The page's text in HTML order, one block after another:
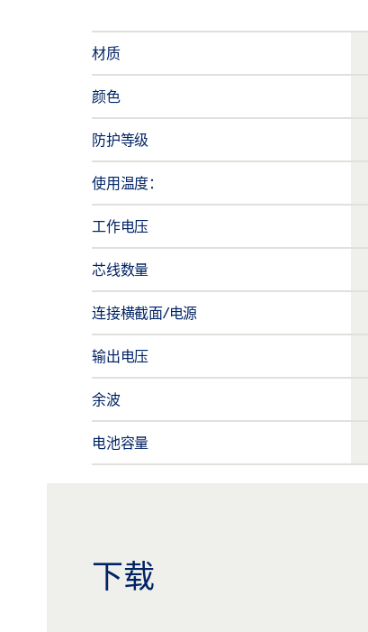
材质
颜色
防护等级
使用温度：
工作电压
芯线数量
连接横截面/电源
输出电压
余波
电池容量
下载